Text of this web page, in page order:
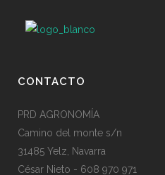
CONTACTO
PRD AGRONOMÍA
Camino del monte s/n
31485 Yelz, Navarra
César Nieto - 608 970 971